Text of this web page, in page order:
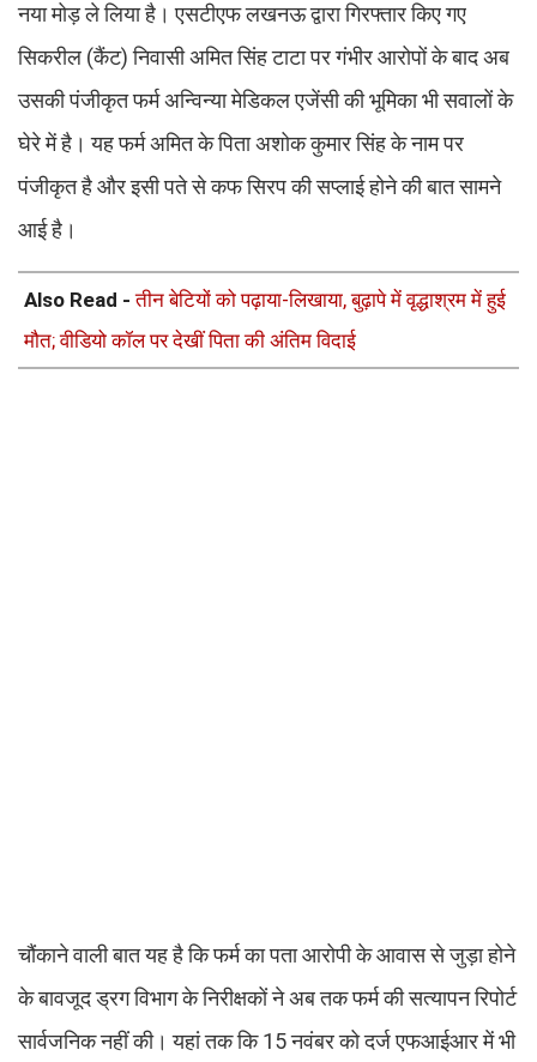
नया मोड़ ले लिया है। एसटीएफ लखनऊ द्वारा गिरफ्तार किए गए
सिकरील (कैंट) निवासी अमित सिंह टाटा पर गंभीर आरोपों के बाद अब
उसकी पंजीकृत फर्म अन्विन्या मेडिकल एजेंसी की भूमिका भी सवालों के
घेरे में है। यह फर्म अमित के पिता अशोक कुमार सिंह के नाम पर
पंजीकृत है और इसी पते से कफ सिरप की सप्लाई होने की बात सामने
आई है।
Also Read -तीन बेटियों को पढ़ाया-लिखाया, बुढ़ापे में वृद्धाश्रम में हुई
मौत; वीडियो कॉल पर देखीं पिता की अंतिम विदाई
चौंकाने वाली बात यह है कि फर्म का पता आरोपी के आवास से जुड़ा होने
के बावजूद ड्रग विभाग के निरीक्षकों ने अब तक फर्म की सत्यापन रिपोर्ट
सार्वजनिक नहीं की। यहां तक कि 15 नवंबर को दर्ज एफआईआर में भी